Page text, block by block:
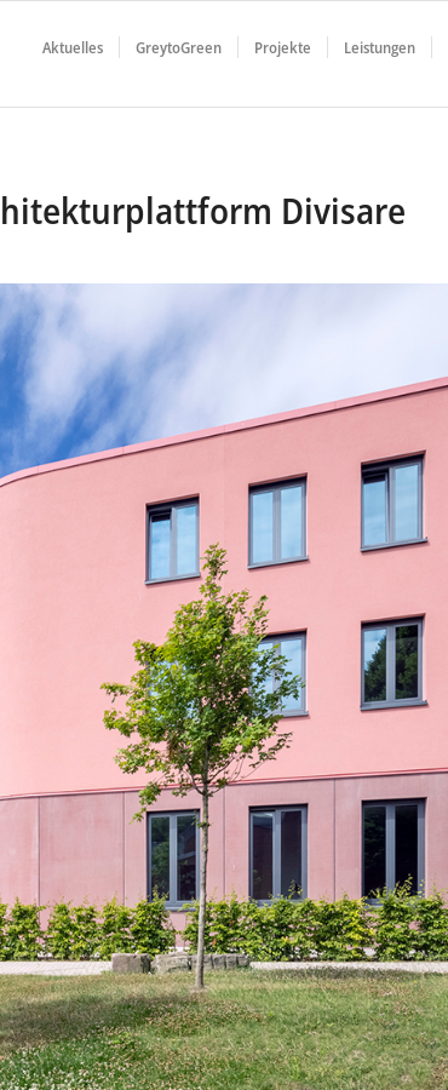
Aktuelles GreytoGreen Projekte Leistungen
Divisare